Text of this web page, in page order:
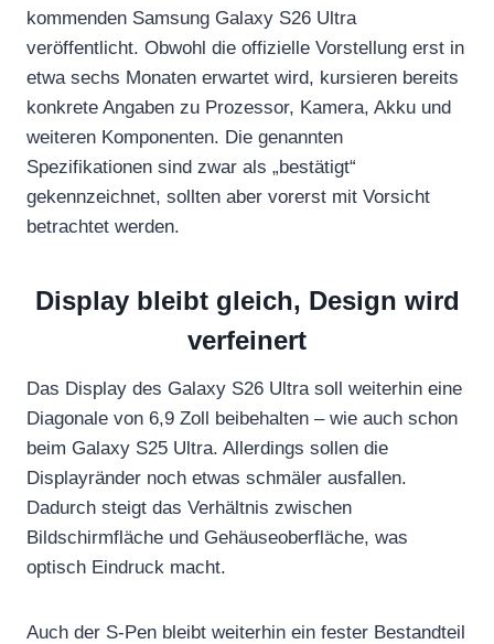
kommenden Samsung Galaxy S26 Ultra
veröffentlicht. Obwohl die offizielle Vorstellung erst in
etwa sechs Monaten erwartet wird, kursieren bereits
konkrete Angaben zu Prozessor, Kamera, Akku und
weiteren Komponenten. Die genannten
Spezifikationen sind zwar als „bestätigt“
gekennzeichnet, sollten aber vorerst mit Vorsicht
betrachtet werden.
Display bleibt gleich, Design wird
verfeinert
Das Display des Galaxy S26 Ultra soll weiterhin eine
Diagonale von 6,9 Zoll beibehalten – wie auch schon
beim Galaxy S25 Ultra. Allerdings sollen die
Displayränder noch etwas schmäler ausfallen.
Dadurch steigt das Verhältnis zwischen
Bildschirmfläche und Gehäuseoberfläche, was
optisch Eindruck macht.
Auch der S-Pen bleibt weiterhin ein fester Bestandteil